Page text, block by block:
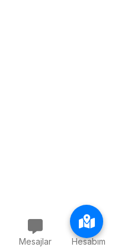
Mesajlar Hesabım